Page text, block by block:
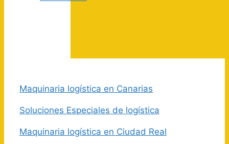
Maquinaria logística en Canarias
Soluciones Especiales de logística
Maquinaria logística en Ciudad Real